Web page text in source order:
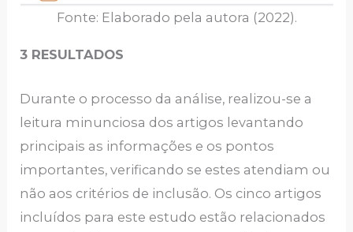
Fonte: Elaborado pela autora (2022).
3 RESULTADOS
Durante o processo da análise, realizou-se a
leitura minunciosa dos artigos levantando
principais as informações e os pontos
importantes, verificando se estes atendiam ou
não aos critérios de inclusão. Os cinco artigos
incluídos para este estudo estão relacionados